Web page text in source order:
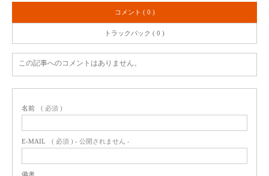
コメント ( 0 )
トラックバック ( 0 )
この記事へのコメントはありません。
名前 ( 必須 )
E-MAIL ( 必須 ) - 公開されません -
備考